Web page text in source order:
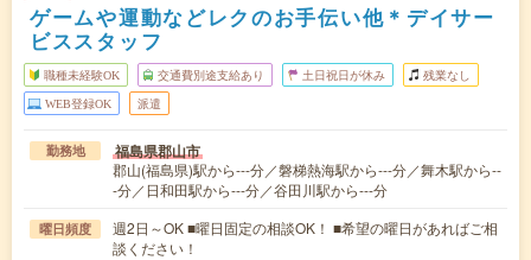
ゲームや運動などレクのお手伝い他＊デイサー
ビススタッフ
職種未経験OK 交通費別途支給あり 土日祝日が休み 残業なし
WEB登録OK 派遣
勤務地 福島県郡山市
郡山(福島県)駅から---分／磐梯熱海駅から---分／舞木駅から--
-分／日和田駅から---分／谷田川駅から---分
曜日頻度
週2日～OK ■曜日固定の相談OK！ ■希望の曜日があればご相
談ください！